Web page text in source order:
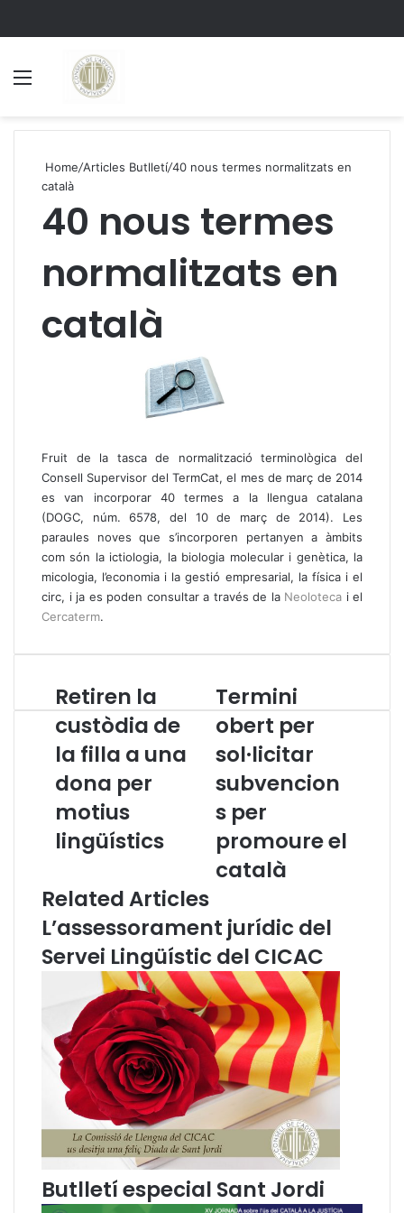
Home/Articles Butlletí/40 nous termes normalitzats en
català
40 nous termes
normalitzats en
català
Fruit de la tasca de normalització terminològica del
Consell Supervisor del TermCat, el mes de març de 2014
es van incorporar 40 termes a la llengua catalana
(DOGC, núm. 6578, del 10 de març de 2014). Les
paraules noves que s’incorporen pertanyen a àmbits
com són la ictiologia, la biologia molecular i genètica, la
micologia, l’economia i la gestió empresarial, la física i el
circ, i ja es poden consultar a través de la Neoloteca i el
Cercaterm.
R
e
t
i
e
n
l
s
t
ò
d
e
l
a
l
a
u
Retiren la
custòdia de
la filla a una
dona per
motius
lingüístics
T
e
r
m
n
i
o
b
e
r
p
e
r
s
o
l
·
l
i
c
t
a
s
u
Termini
obert per
sol·licitar
subvencion
s per
promoure el
català
Related Articles
L’assessorament jurídic del
Servei Lingüístic del CICAC
Butlletí especial Sant Jordi